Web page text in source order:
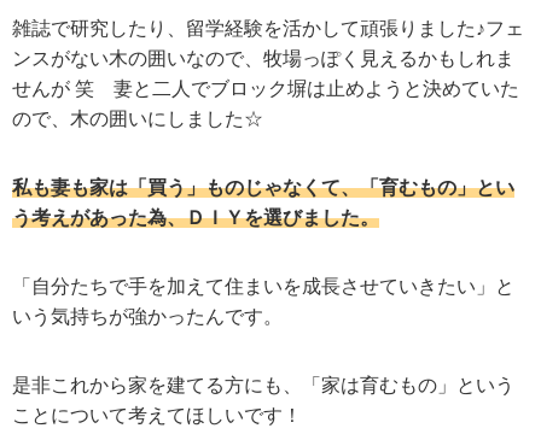
雑誌で研究したり、留学経験を活かして頑張りました♪フェ
ンスがない木の囲いなので、牧場っぽく見えるかもしれま
せんが 笑 妻と二人でブロック塀は止めようと決めていた
ので、木の囲いにしました☆
私も妻も家は「買う」ものじゃなくて、「育むもの」とい
う考えがあった為、ＤＩＹを選びました。
「自分たちで手を加えて住まいを成長させていきたい」と
いう気持ちが強かったんです。
是非これから家を建てる方にも、「家は育むもの」という
ことについて考えてほしいです！